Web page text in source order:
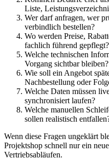
Liste,
Wer darf anfragen, wer
verbindlich bestellen?
Wo werden Preise,
fachlich führend gepflegt?
Welche technischen
Vorgang sichtbar bleiben?
Wie soll ein Angebot
Nachbestellung oder
Welche Daten müssen
synchronisiert laufen?
Welche manuellen
sollen realistisch
Wenn diese Fragen ungeklärt
Projektshop schnell nur ein
Vertriebsabläufen.